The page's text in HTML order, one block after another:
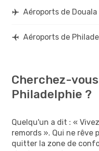
Aéroports de Douala
Aéroports de
Cherchez-
Philadelphie ?
Quelqu'un a dit : «
remords ». Qui ne rêve
quitter la zone de